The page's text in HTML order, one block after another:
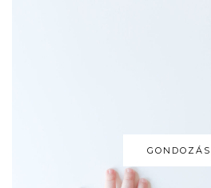
GONDOZÁS